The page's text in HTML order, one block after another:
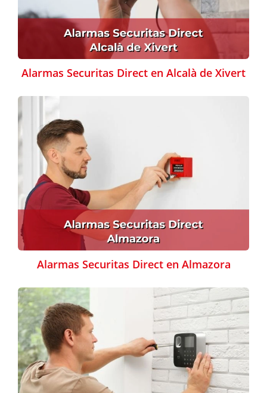
Alarmas Securitas Direct en Alcalà de Xivert
Alarmas Securitas Direct en Almazora